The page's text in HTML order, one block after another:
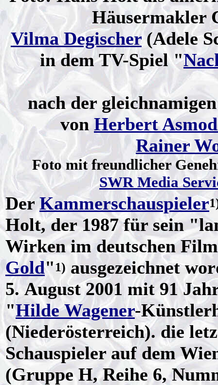
Häusermakler
Vilma Degischer(Adele
in dem TV-Spiel "
nach der
vonHerbert
Rainer
Foto mit freundlicher
SWR Media
Der Kammerschauspieler
Holt, der 1987 für sein
Wirken im deutschen
Gold"1) ausgezeichnet
5. August 2001 mit 91
"Hilde Wagener-
(Niederösterreich). die
Schauspieler auf dem
(Gruppe H, Reihe 6,